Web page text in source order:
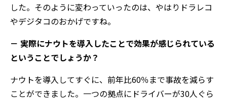
した。そのように変わっていったのは、やはりドラレコ
やデジタコのおかげですね。
－ 実際にナウトを導入したことで効果が感じられている
ということでしょうか？
ナウトを導入してすぐに、前年比60％まで事故を減らす
ことができました。一つの拠点にドライバーが30人ぐら